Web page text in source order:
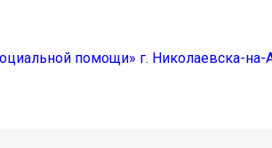
помощи» г. Николаевска-